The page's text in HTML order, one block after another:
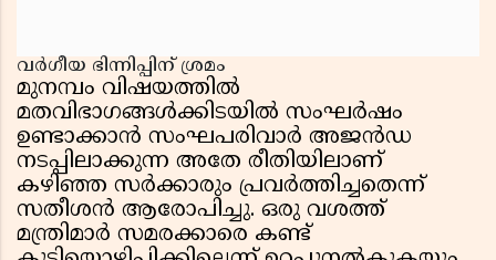
വർഗീയ ഭിന്നിപ്പിന് ശ്രമം
മുനമ്പം വിഷയത്തിൽ
മതവിഭാഗങ്ങൾക്കിടയിൽ സംഘർഷം
ഉണ്ടാക്കാൻ സംഘപരിവാർ അജൻഡ
നടപ്പിലാക്കുന്ന അതേ രീതിയിലാണ്
കഴിഞ്ഞ സർക്കാരും പ്രവർത്തിച്ചതെന്ന്
സതീശൻ ആരോപിച്ചു. ഒരു വശത്ത്
മന്ത്രിമാർ സമരക്കാരെ കണ്ട്